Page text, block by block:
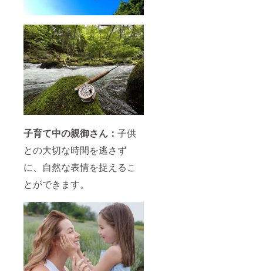
子育て中の親御さん： 子供
との大切な時間を逃さず
に、自然な表情を捉えるこ
とができます。